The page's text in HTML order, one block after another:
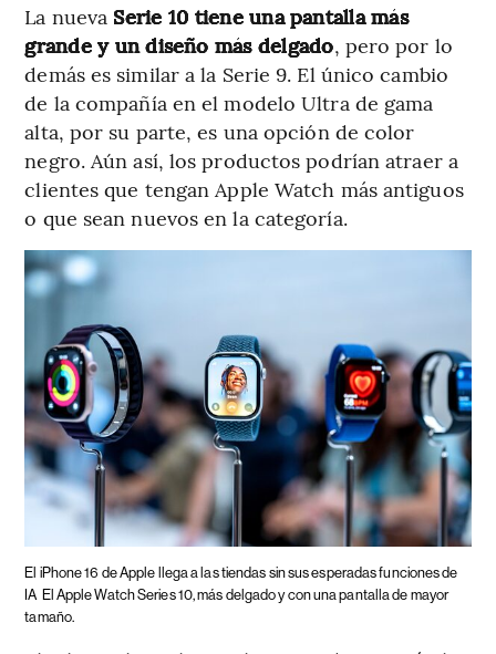
La nueva Serie 10 tiene una pantalla más
grande y un diseño más delgado, pero por lo
demás es similar a la Serie 9. El único cambio
de la compañía en el modelo Ultra de gama
alta, por su parte, es una opción de color
negro. Aún así, los productos podrían atraer a
clientes que tengan Apple Watch más antiguos
o que sean nuevos en la categoría.
El iPhone 16 de Apple llega a las tiendas sin sus esperadas funciones de
IA El Apple Watch Series 10, más delgado y con una pantalla de mayor
tamaño.